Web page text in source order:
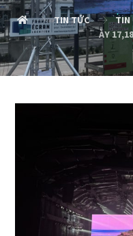
TIN TỨC TIN
ÀY